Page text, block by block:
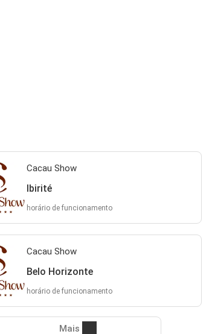
Cacau Show
Ibirité
horário de funcionamento
Cacau Show
Belo Horizonte
horário de funcionamento
Mais